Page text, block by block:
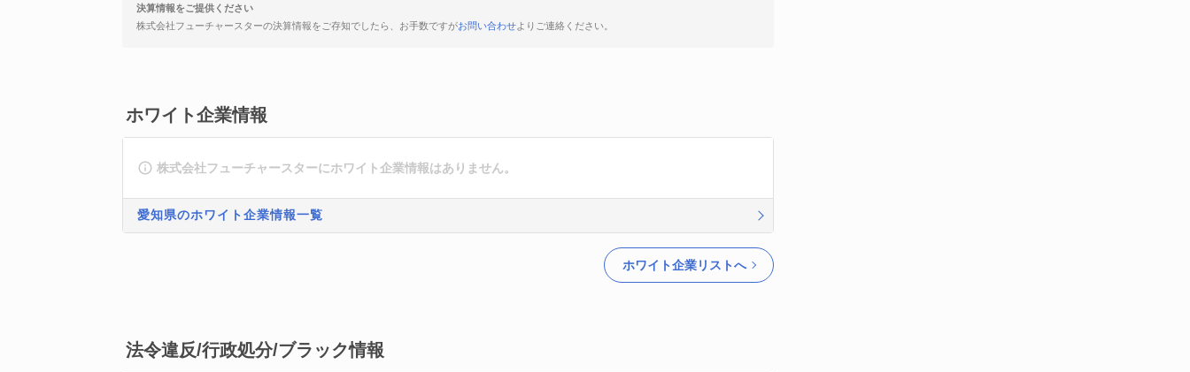
決算情報をご提供ください
株式会社フューチャースターの決算情報をご存知でしたら、お手数ですがお問い合わせよりご連絡ください。
ホワイト企業情報
株式会社フューチャースターにホワイト企業情報はありません。
愛知県のホワイト企業情報一覧
ホワイト企業リストへ
法令違反/行政処分/ブラック情報